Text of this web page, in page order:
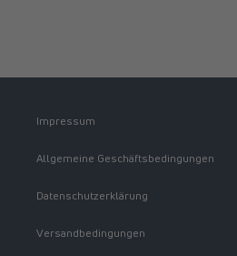
Impressum
Allgemeine Geschäftsbedingungen
Datenschutzerklärung
Versandbedingungen